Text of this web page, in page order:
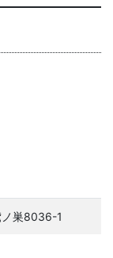
巣8036-1